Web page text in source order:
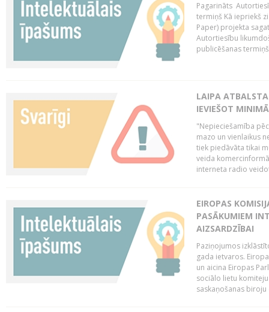
Pagarināts
termiņš Kā iepriekš
Paper) projekta
Autortiesību
publicēšanas
LAIPA
IEVIEŠOT
"Nepieciešamība
mazo un vienlaikus
tiek piedāvāta tikai
veida
interneta radio
EIROPAS
PASĀKUMIEM
AIZSARDZĪBAI
Paziņojumos
gada ietvaros.
un aicina Eiropas
sociālo lietu
saskaņošanas biroju